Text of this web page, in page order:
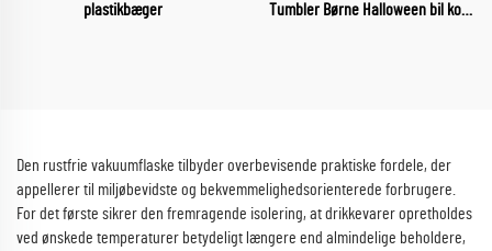
plastikbæger
Tumbler Børne Halloween bil kop
Den rustfrie vakuumflaske tilbyder overbevisende praktiske fordele, der
appellerer til miljøbevidste og bekvemmelighedsorienterede forbrugere.
For det første sikrer den fremragende isolering, at drikkevarer opretholdes
ved ønskede temperaturer betydeligt længere end almindelige beholdere,